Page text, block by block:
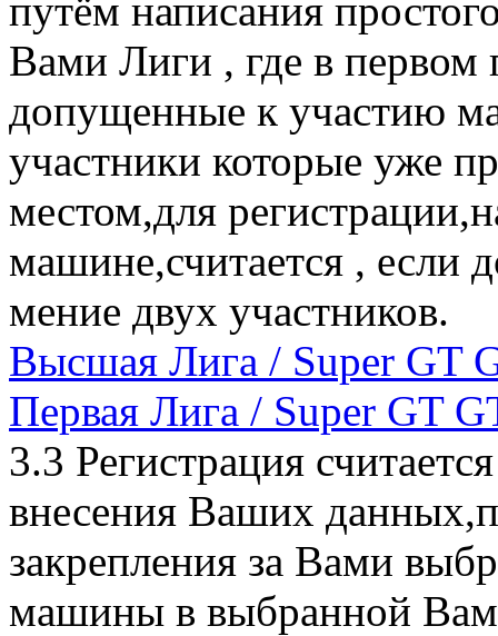
путём написания
Вами Лиги , где в первом
допущенные к участию
участники которые уже
местом,для
машине,считается , если
мение двух участников.
Высшая Лига / Super GT
Первая Лига / Super GT
3.3 Регистрация
внесения Ваших
закрепления за Вами
машины в выбранной